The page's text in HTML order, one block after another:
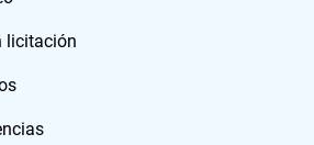
licitación